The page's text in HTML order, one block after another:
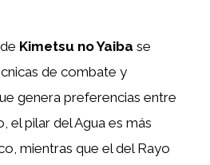
Kimetsu no Yaiba se
de combate y
genera preferencias entre
el pilar del Agua es más
mientras que el del Rayo